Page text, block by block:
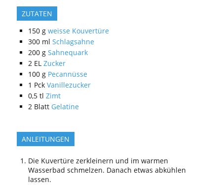
ZUTATEN
150 g weisse Kouvertüre
300 ml Schlagsahne
200 g Sahnequark
2 EL Zucker
100 g Pecannüsse
1 Pck Vanillezucker
0,5 tl Zimt
2 Blatt Gelatine
ANLEITUNGEN
Die Kuvertüre zerkleinern und im warmen
Wasserbad schmelzen. Danach etwas abkühlen
lassen.